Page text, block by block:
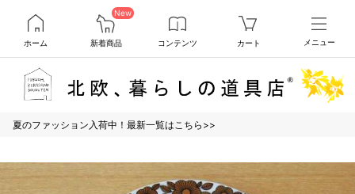
ホーム
New
新着商品 コンテンツ カート メニュー
夏のファッション入荷中！最新一覧はこちら>>